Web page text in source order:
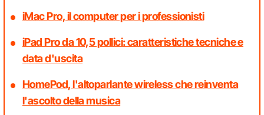
iMac Pro, il computer per i professionisti
iPad Pro da 10,5 pollici: caratteristiche tecniche e
data d'uscita
HomePod, l'altoparlante wireless che reinventa
l'ascolto della musica